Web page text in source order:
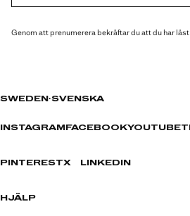
Genom att prenumerera bekräftar du att du har läst
SWEDEN ·SVENSKA
INSTAGRAM FACEBOOKYOUTUBE
PINTERESTX LINKEDIN
HJÄLP